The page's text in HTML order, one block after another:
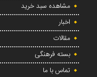
مشاهده سبد خرید
اخبار
مقالات
بسته فرهنگی
تماس با ما